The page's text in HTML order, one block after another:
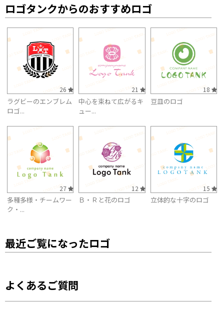
ロゴタンクからのおすすめロゴ
26
ラグビーのエンブレム
ロゴ...
21
中心を束ねて広がるキ
ュー...
18
豆皿のロゴ
27
多種多様・チームワー
ク・...
12
Ｂ・Ｒと花のロゴ
15
立体的な十字のロゴ
最近ご覧になったロゴ
よくあるご質問